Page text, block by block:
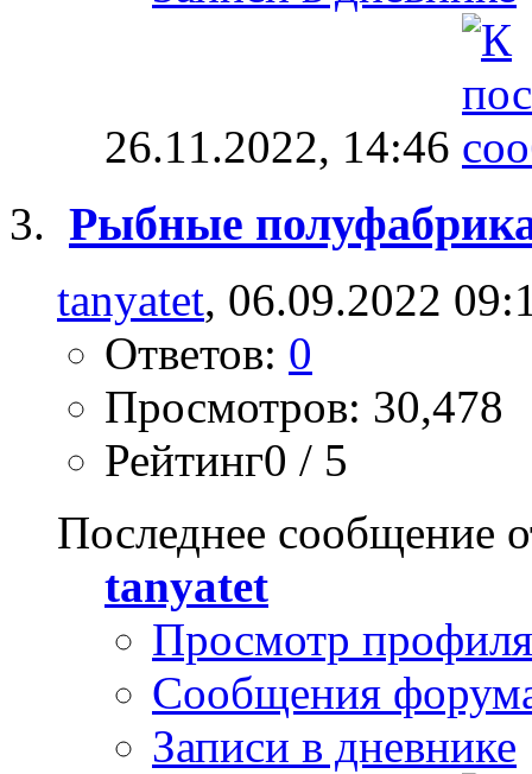
26.11.2022, 14:46
Рыбные
tanyatet, 06.09.2022
Ответов: 0
Просмотров: 30,478
Рейтинг0 / 5
Последнее сообщение
tanyatet
Просмотр профиля
Сообщения
Записи в дневнике